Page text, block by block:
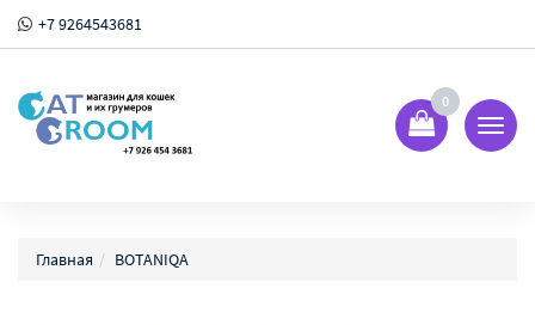
+7 9264543681
0
Главная BOTANIQA